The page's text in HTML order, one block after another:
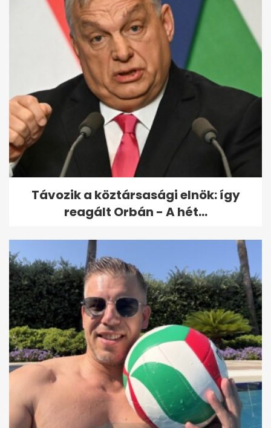
Tudja, mit csinált ma Vajna
Tímea?
Távozik a köztársasági elnök: így
reagált Orbán - A hét...